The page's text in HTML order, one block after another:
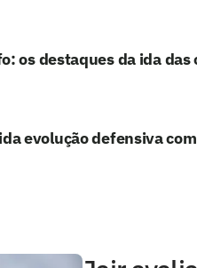
os destaques da ida das
evolução defensiva